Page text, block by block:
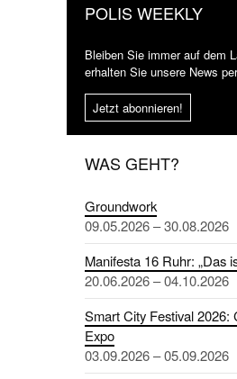
POLIS WEEKLY
Bleiben Sie immer auf dem
erhalten Sie unsere News
Jetzt abonnieren!
WAS GEHT?
Groundwork
09.05.2026 – 30.08.2026
Manifesta 16 Ruhr: „Das
20.06.2026 – 04.10.2026
Smart City Festival 2026:
Expo
03.09.2026 – 05.09.2026